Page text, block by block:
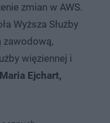
zmian w AWS.
Wyższa Służby
zawodową,
więziennej i
Ejchart,